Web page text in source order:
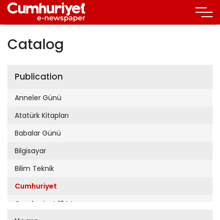
Catalog
Publication
Anneler Günü
Atatürk Kitapları
Babalar Günü
Bilgisayar
Bilim Teknik
Cumhuriyet
Cumhuriyet 19 Mayıs